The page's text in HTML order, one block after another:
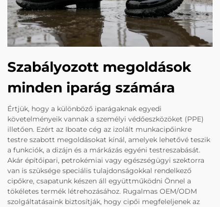
Szabályozott megoldások
minden iparág számára
Értjük, hogy a különböző iparágaknak egyedi
követelményeik vannak a személyi védőeszközöket (PPE)
illetően. Ezért az Iboate cég az izolált munkacipőinkre
testre szabott megoldásokat kínál, amelyek lehetővé teszik
a funkciók, a dizájn és a márkázás egyéni testreszabását.
Akár építőipari, petrokémiai vagy egészségügyi szektorra
van is szüksége speciális tulajdonságokkal rendelkező
cipőkre, csapatunk készen áll együttműködni Önnel a
tökéletes termék létrehozásához. Rugalmas OEM/ODM
szolgáltatásaink biztosítják, hogy cipői megfeleljenek az